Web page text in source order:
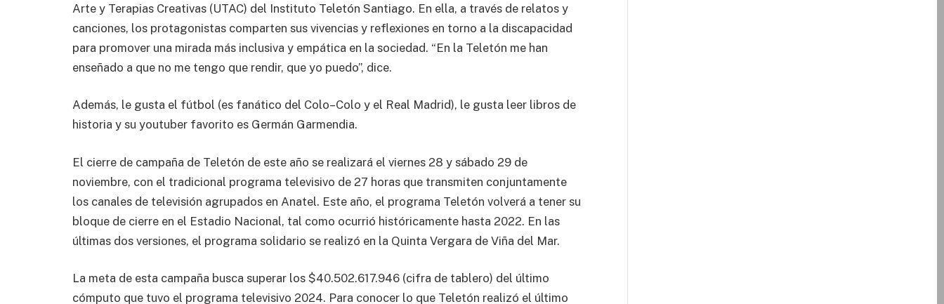
Arte y Terapias Creativas (UTAC) del Instituto Teletón Santiago. En ella, a través de relatos y
canciones, los protagonistas comparten sus vivencias y reflexiones en torno a la discapacidad
para promover una mirada más inclusiva y empática en la sociedad. “En la Teletón me han
enseñado a que no me tengo que rendir, que yo puedo”, dice.
Además, le gusta el fútbol (es fanático del Colo–Colo y el Real Madrid), le gusta leer libros de
historia y su youtuber favorito es Germán Garmendia.
El cierre de campaña de Teletón de este año se realizará el viernes 28 y sábado 29 de
noviembre, con el tradicional programa televisivo de 27 horas que transmiten conjuntamente
los canales de televisión agrupados en Anatel. Este año, el programa Teletón volverá a tener su
bloque de cierre en el Estadio Nacional, tal como ocurrió históricamente hasta 2022. En las
últimas dos versiones, el programa solidario se realizó en la Quinta Vergara de Viña del Mar.
La meta de esta campaña busca superar los $40.502.617.946 (cifra de tablero) del último
cómputo que tuvo el programa televisivo 2024. Para conocer lo que Teletón realizó el último